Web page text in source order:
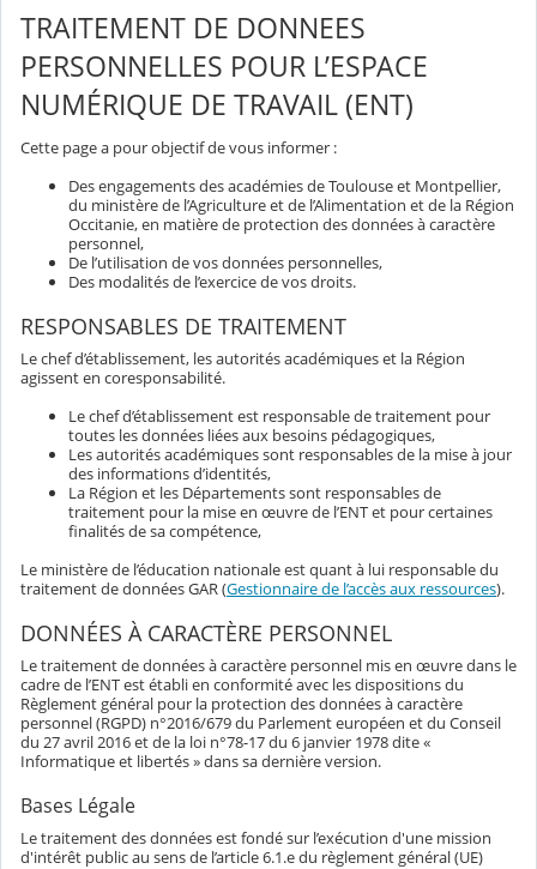
TRAITEMENT DE DONNEES
PERSONNELLES POUR L’ESPACE
NUMÉRIQUE DE TRAVAIL (ENT)
Cette page a pour objectif de vous informer :
Des engagements des académies de Toulouse et Montpellier,
du ministère de l’Agriculture et de l’Alimentation et de la Région
Occitanie, en matière de protection des données à caractère
personnel,
De l’utilisation de vos données personnelles,
Des modalités de l’exercice de vos droits.
RESPONSABLES DE TRAITEMENT
Le chef d’établissement, les autorités académiques et la Région
agissent en coresponsabilité.
Le chef d’établissement est responsable de traitement pour
toutes les données liées aux besoins pédagogiques,
Les autorités académiques sont responsables de la mise à jour
des informations d’identités,
La Région et les Départements sont responsables de
traitement pour la mise en œuvre de l’ENT et pour certaines
finalités de sa compétence,
Le ministère de l’éducation nationale est quant à lui responsable du
traitement de données GAR (Gestionnaire de l’accès aux ressources).
DONNÉES À CARACTÈRE PERSONNEL
Le traitement de données à caractère personnel mis en œuvre dans le
cadre de l’ENT est établi en conformité avec les dispositions du
Règlement général pour la protection des données à caractère
personnel (RGPD) n°2016/679 du Parlement européen et du Conseil
du 27 avril 2016 et de la loi n°78-17 du 6 janvier 1978 dite «
Informatique et libertés » dans sa dernière version.
Bases Légale
Le traitement des données est fondé sur l’exécution d'une mission
d'intérêt public au sens de l’article 6.1.e du règlement général (UE)